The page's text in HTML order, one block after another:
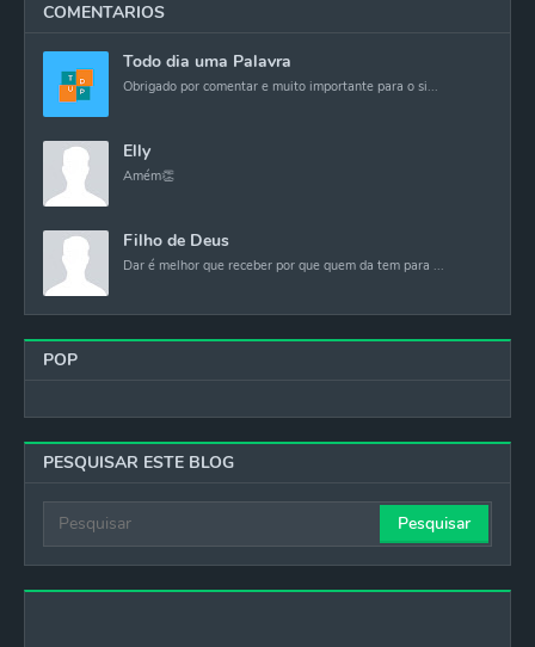
COMENTARIOS
Todo dia uma Palavra
Obrigado por comentar e muito importante para o si...
Elly
Amém👏
Filho de Deus
Dar é melhor que receber por que quem da tem para ...
POP
PESQUISAR ESTE BLOG